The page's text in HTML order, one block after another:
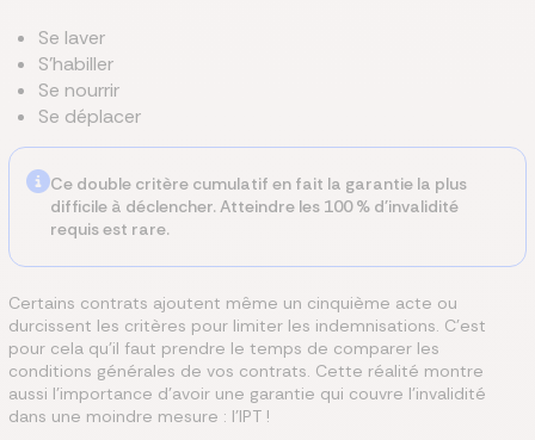
Se laver
S'habiller
Se nourrir
Se déplacer
Ce double critère cumulatif en fait la garantie la plus
difficile à déclencher. Atteindre les 100 % d'invalidité
requis est rare.
Certains contrats ajoutent même un cinquième acte ou
durcissent les critères pour limiter les indemnisations. C'est
pour cela qu'il faut prendre le temps de comparer les
conditions générales de vos contrats. Cette réalité montre
aussi l'importance d'avoir une garantie qui couvre l'invalidité
dans une moindre mesure : l'IPT !